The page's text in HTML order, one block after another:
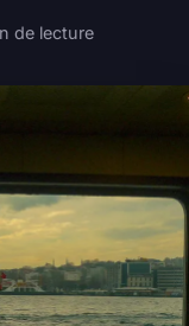
de lecture